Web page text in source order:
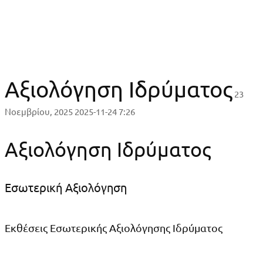
Αξιολόγηση Ιδρύματος 23
Νοεμβρίου, 2025 2025-11-24 7:26
Αξιολόγηση Ιδρύματος
Εσωτερική Αξιολόγηση
Εκθέσεις Εσωτερικής Αξιολόγησης Ιδρύματος